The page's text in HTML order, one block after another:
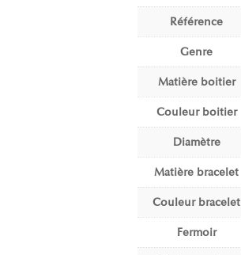
Référence
Genre
Matière boitier
Couleur boitier
Diamètre
Matière bracelet
Couleur bracelet
Fermoir